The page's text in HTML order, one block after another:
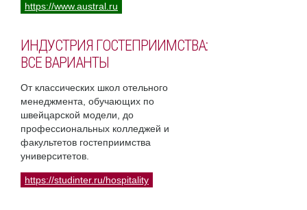
https://www.austral.ru
ИНДУСТРИЯ ГОСТЕПРИИМСТВА:
ВСЕ ВАРИАНТЫ
От классических школ отельного
менеджмента, обучающих по
швейцарской модели, до
профессиональных колледжей и
факультетов гостеприимства
университетов.
https://studinter.ru/hospitality